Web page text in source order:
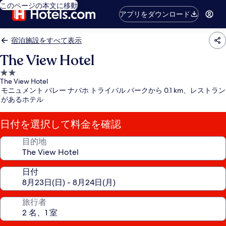
このページの本文に移動
アプリをダウンロード
宿泊施設をすべて表示
The View Hotel
2.0
つ
星
宿
泊
施
設
The View Hotel
モニュメント バレー ナバホ トライバル パークから 0.1 km、レストラン
があるホテル
日付を選択して料金を確認
目的地
日付
旅行者